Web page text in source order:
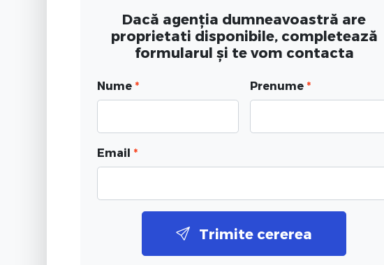
Dacă agenția dumneavoastră are
proprietati disponibile, completează
formularul și te vom contacta
Nume * Prenume *
Email *
Trimite cererea